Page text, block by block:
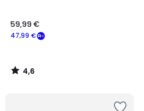
47,99 €
59,99 €
4,6
/